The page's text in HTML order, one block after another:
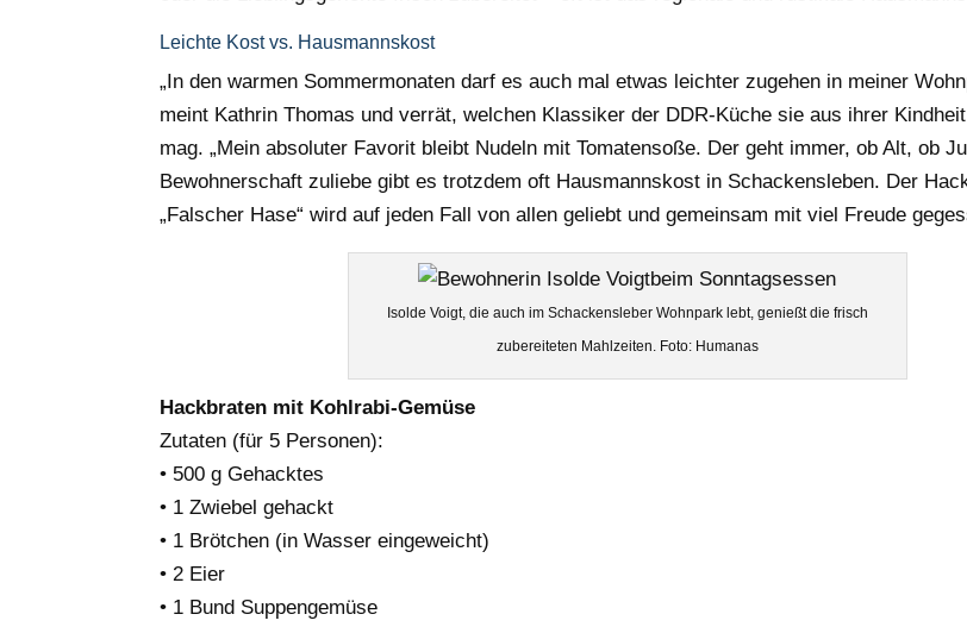
Leichte Kost vs. Hausmannskost
„In den warmen Sommermonaten darf es auch mal etwas leichter zugehen in meiner
meint Kathrin Thomas und verrät, welchen Klassiker der DDR-Küche sie aus ihrer
mag. „Mein absoluter Favorit bleibt Nudeln mit Tomatensoße. Der geht immer, ob Alt, ob
Bewohnerschaft zuliebe gibt es trotzdem oft Hausmannskost in Schackensleben. Der
„Falscher Hase“ wird auf jeden Fall von allen geliebt und gemeinsam mit viel Freude
Isolde Voigt, die auch im Schackensleber Wohnpark lebt, genießt die frisch
zubereiteten Mahlzeiten. Foto: Humanas
Hackbraten mit Kohlrabi-Gemüse
Zutaten (für 5 Personen):
• 500 g Gehacktes
• 1 Zwiebel gehackt
• 1 Brötchen (in Wasser eingeweicht)
• 2 Eier
• 1 Bund Suppengemüse